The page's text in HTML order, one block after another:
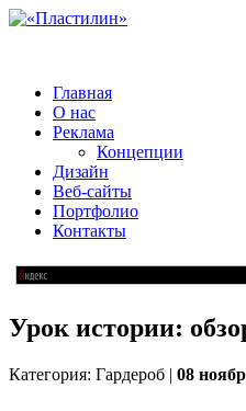
Главная
О нас
Реклама
Концепции
Дизайн
Веб-сайты
Портфолио
Контакты
Урок истории:
Категория: Гардероб | 08